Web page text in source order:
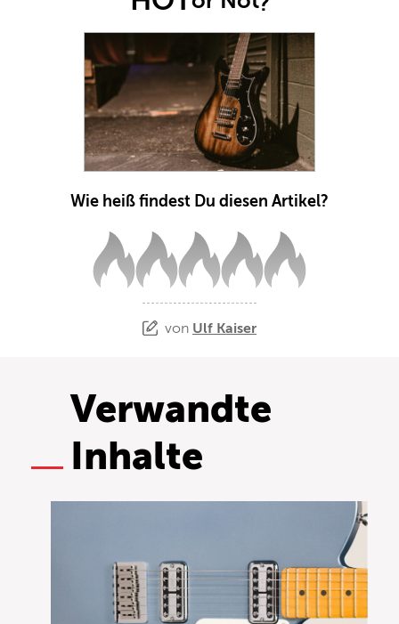
Wie heiß findest Du diesen Artikel?
von Ulf Kaiser
Verwandte
Inhalte